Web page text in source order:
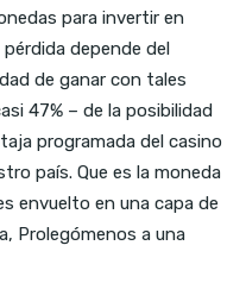
para invertir en
depende del
de ganar con tales
47% – de la posibilidad
programada del casino
país. Que es la moneda
envuelto en una capa de
Prolegómenos a una